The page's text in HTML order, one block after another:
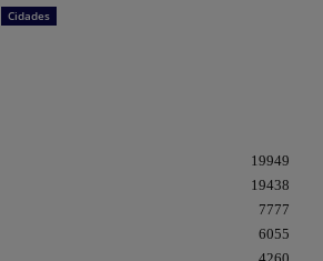
Cidades
19949
19438
7777
6055